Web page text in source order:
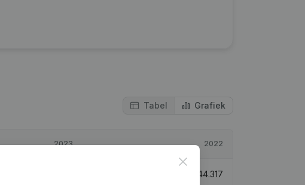
Tabel Grafiek
2023 2022
44.317
Close